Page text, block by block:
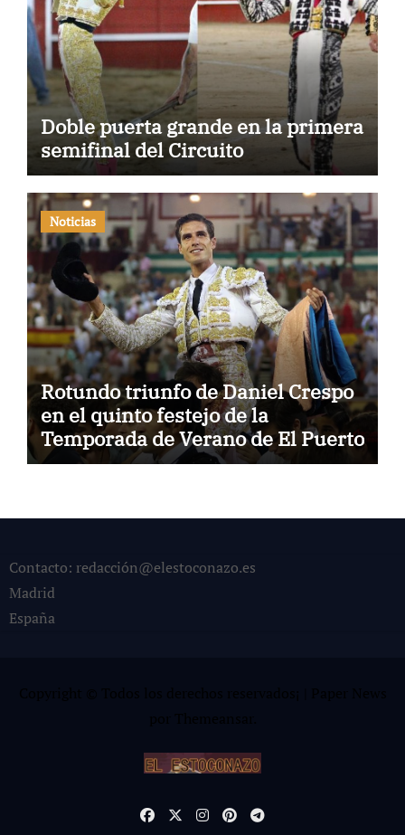
Doble puerta grande en la primera
semifinal del Circuito
Noticias
Rotundo triunfo de Daniel Crespo
en el quinto festejo de la
Temporada de Verano de El Puerto
Contacto: redacción@elestoconazo.es
Madrid
España